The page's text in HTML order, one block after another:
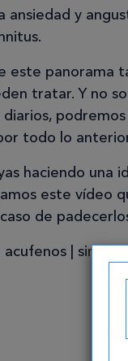
ansiedad y
este panorama
tratar. Y no
todo lo
haciendo una
este vídeo
de